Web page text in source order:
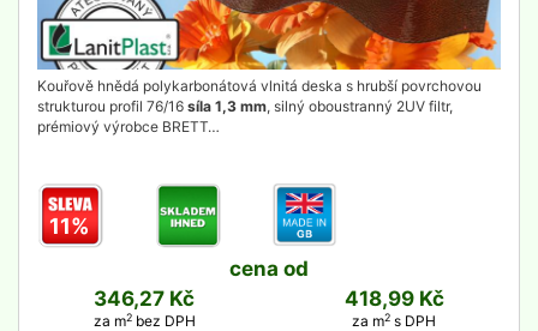
Kouřově hnědá polykarbonátová vlnitá deska s hrubší povrchovou
strukturou profil 76/16 síla 1,3 mm, silný oboustranný 2UV filtr,
prémiový výrobce BRETT…
11%
cena od
346,27 Kč
za m2bez DPH
418,99 Kč
za m2 s DPH